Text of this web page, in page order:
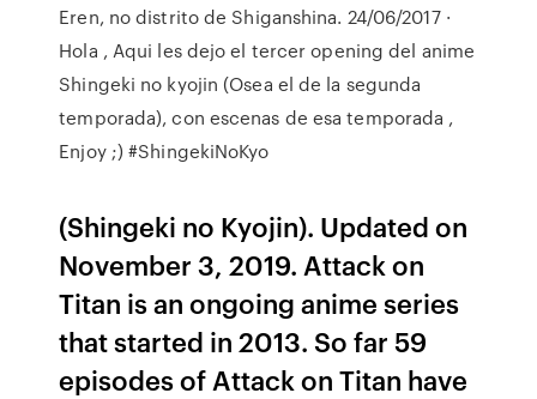
Eren, no distrito de Shiganshina. 24/06/2017 ·
Hola , Aqui les dejo el tercer opening del anime
Shingeki no kyojin (Osea el de la segunda
temporada), con escenas de esa temporada ,
Enjoy ;) #ShingekiNoKyo
(Shingeki no Kyojin). Updated on
November 3, 2019. Attack on
Titan is an ongoing anime series
that started in 2013. So far 59
episodes of Attack on Titan have